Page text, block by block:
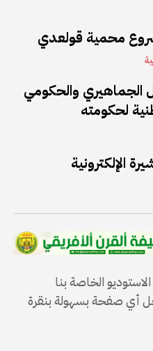
محمية قولعدي
الجماهيري والحكومي
لحكومته
الإلكترونية
الخاصة بنا
أي صفحة بسهولة بنقرة